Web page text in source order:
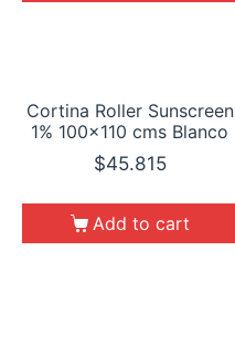
Cortina Roller Sunscreen
1% 100×110 cms Blanco
$45.815
Add to cart